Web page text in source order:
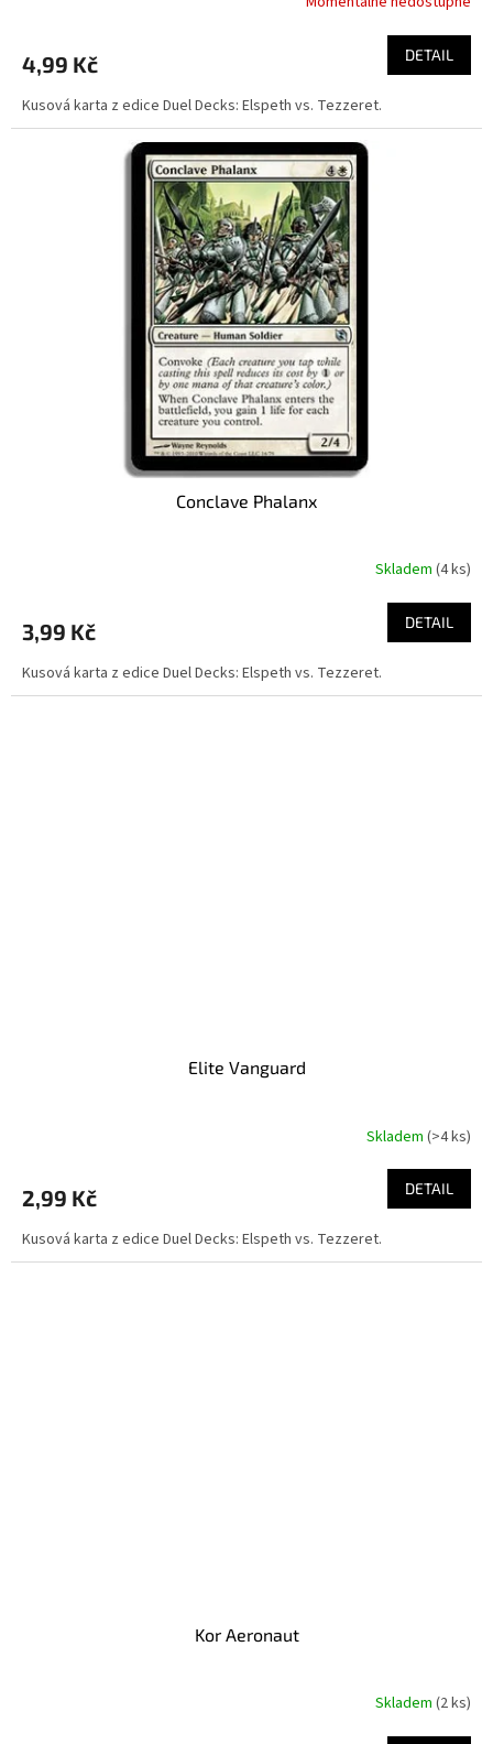
4,99 Kč DETAIL
Kusová karta z edice Duel Decks: Elspeth vs. Tezzeret.
Conclave Phalanx
Skladem (4 ks)
3,99 Kč DETAIL
Kusová karta z edice Duel Decks: Elspeth vs. Tezzeret.
Elite Vanguard
Skladem (>4 ks)
2,99 Kč DETAIL
Kusová karta z edice Duel Decks: Elspeth vs. Tezzeret.
Kor Aeronaut
Skladem (2 ks)